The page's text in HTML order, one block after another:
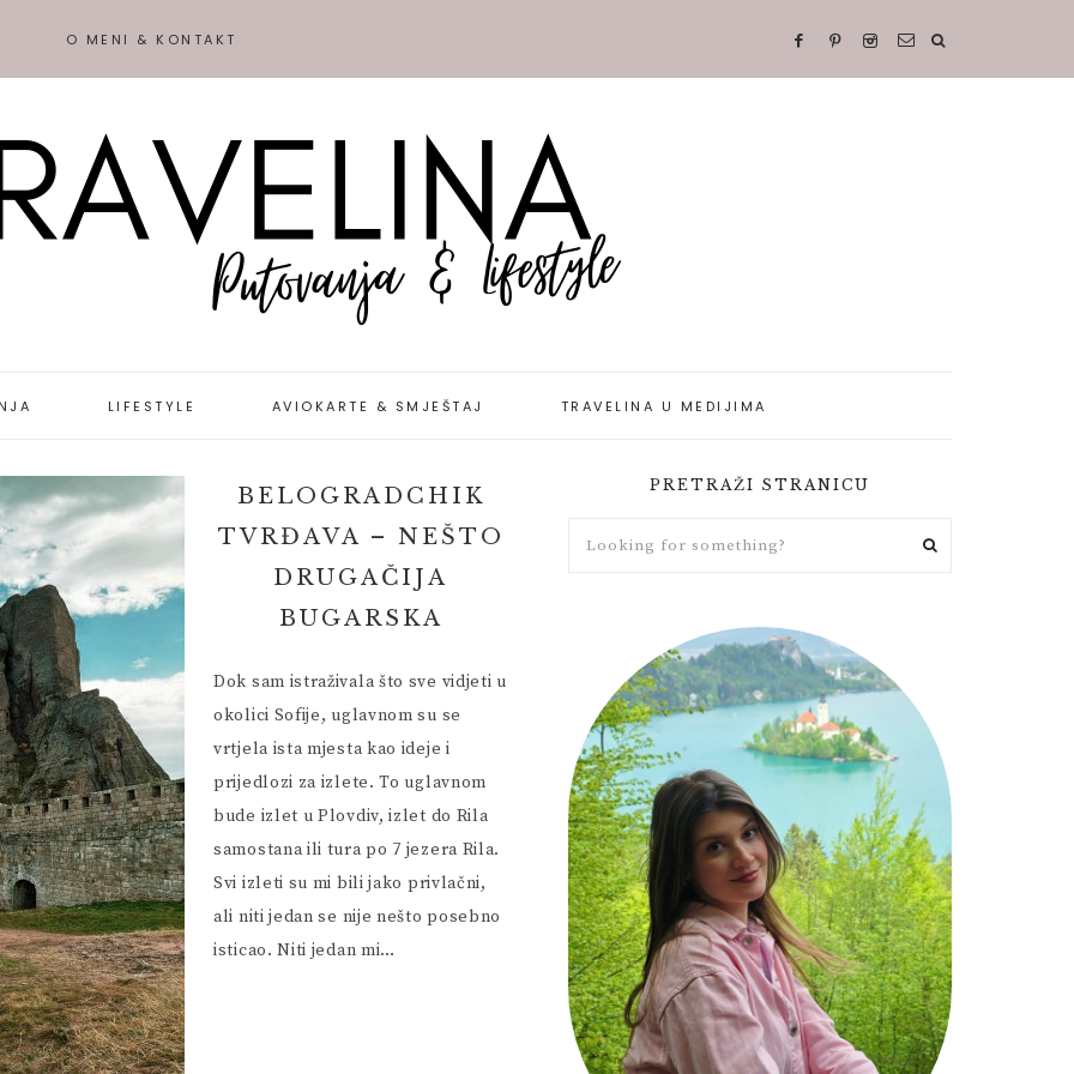
O MENI & KONTAKT
&
EUROPA I SVIJET
LIFESTYLE AVIOKARTE & SMJEŠTAJ TRAVELINA U MEDIJIMA
BELOGRADCHIK
TVRĐAVA – NEŠTO
DRUGAČIJA
BUGARSKA
Dok sam istraživala što sve vidjeti u
okolici Sofije, uglavnom su se
vrtjela ista mjesta kao ideje i
prijedlozi za izlete. To uglavnom
bude izlet u Plovdiv, izlet do Rila
samostana ili tura po 7 jezera Rila.
Svi izleti su mi bili jako privlačni,
ali niti jedan se nije nešto posebno
isticao. Niti jedan mi…
PRETRAŽI STRANICU